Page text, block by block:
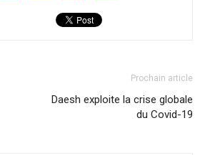
Prochain article
Daesh exploite la crise globale
du Covid-19